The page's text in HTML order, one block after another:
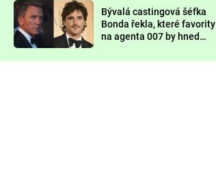
Sledujte nás
Bývalá castingová šéfka
Bonda řekla, které favority
na agenta 007 by hned